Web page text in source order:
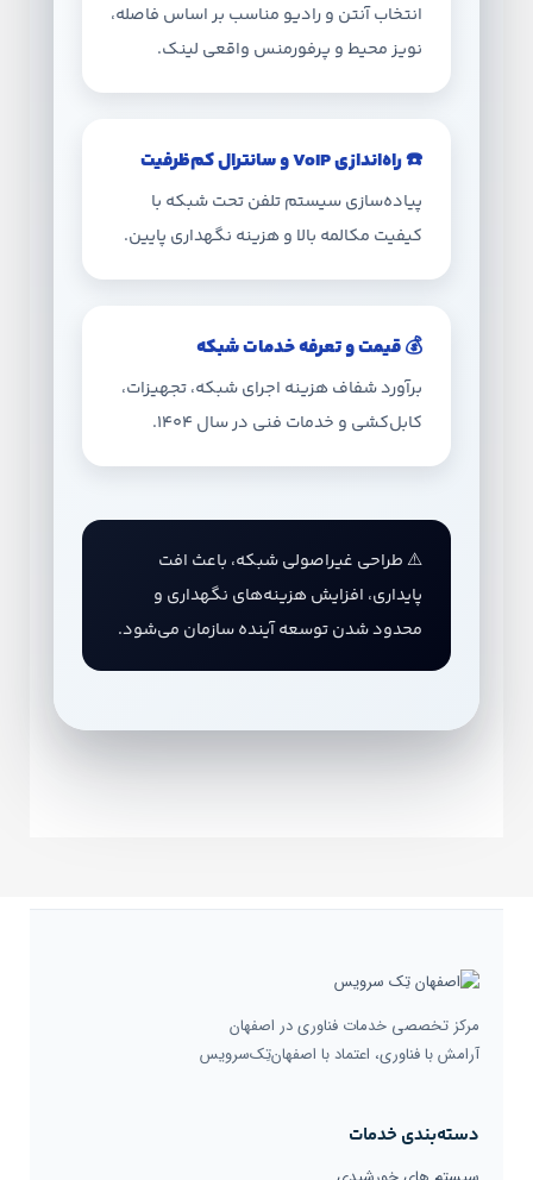
انتخاب آنتن و رادیو مناسب بر اساس فاصله،
نویز محیط و پرفورمنس واقعی لینک.
☎️ راه‌اندازی VoIP و سانترال کم‌ظرفیت
پیاده‌سازی سیستم تلفن تحت شبکه با
کیفیت مکالمه بالا و هزینه نگهداری پایین.
💰 قیمت و تعرفه خدمات شبکه
برآورد شفاف هزینه اجرای شبکه، تجهیزات،
کابل‌کشی و خدمات فنی در سال ۱۴۰۴.
⚠️ طراحی غیراصولی شبکه، باعث افت
پایداری، افزایش هزینه‌های نگهداری و
محدود شدن توسعه آینده سازمان می‌شود.
مرکز تخصصی خدمات فناوری در اصفهان
آرامش با فناوری، اعتماد با اصفهان‌تِک‌سرویس
دسته‌بندی خدمات